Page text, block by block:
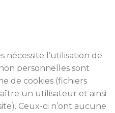
nécessite l’utilisation de
personnelles sont
de cookies (fichiers
un utilisateur et ainsi
Ceux-ci n’ont aucune